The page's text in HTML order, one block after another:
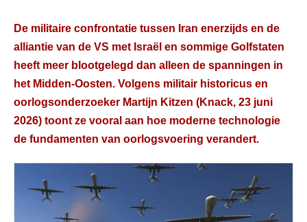
De militaire confrontatie tussen Iran enerzijds en de
alliantie van de VS met Israël en sommige Golfstaten
heeft meer blootgelegd dan alleen de spanningen in
het Midden-Oosten. Volgens militair historicus en
oorlogsonderzoeker Martijn Kitzen (Knack, 23 juni
2026) toont ze vooral aan hoe moderne technologie
de fundamenten van oorlogsvoering verandert.